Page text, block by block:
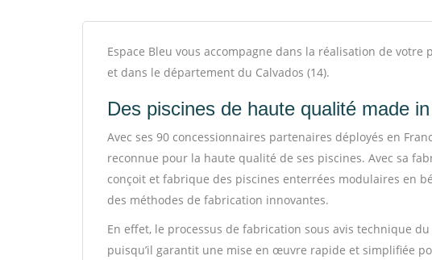
Espace Bleu vous accompagne dans la réalisation de
et dans le département du Calvados (14).
Des piscines de haute qualité made
Avec ses 90 concessionnaires partenaires déployés en
reconnue pour la haute qualité de ses piscines. Avec sa
conçoit et fabrique des piscines enterrées modulaires en
des méthodes de fabrication innovantes.
En effet, le processus de fabrication sous avis technique
puisqu’il garantit une mise en œuvre rapide et simplifiée